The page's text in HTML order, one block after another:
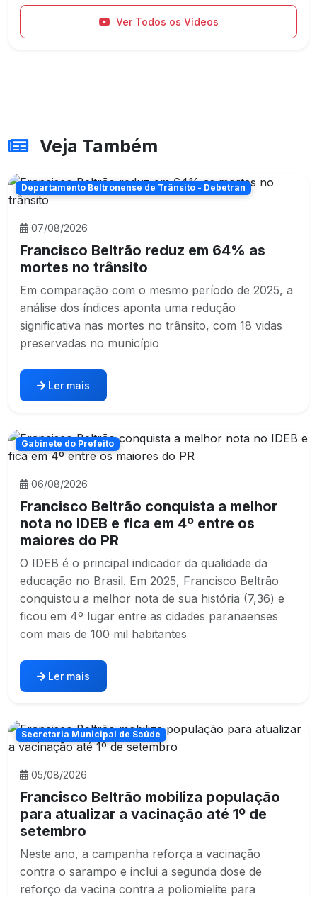
Ver Todos os Vídeos
Veja Também
Departamento Beltronense de Trânsito - Debetran
07/08/2026
Francisco Beltrão reduz em 64% as
mortes no trânsito
Em comparação com o mesmo período de 2025, a
análise dos índices aponta uma redução
significativa nas mortes no trânsito, com 18 vidas
preservadas no município
Ler mais
Gabinete do Prefeito
06/08/2026
Francisco Beltrão conquista a melhor
nota no IDEB e fica em 4º entre os
maiores do PR
O IDEB é o principal indicador da qualidade da
educação no Brasil. Em 2025, Francisco Beltrão
conquistou a melhor nota de sua história (7,36) e
ficou em 4º lugar entre as cidades paranaenses
com mais de 100 mil habitantes
Ler mais
Secretaria Municipal de Saúde
05/08/2026
Francisco Beltrão mobiliza população
para atualizar a vacinação até 1º de
setembro
Neste ano, a campanha reforça a vacinação
contra o sarampo e inclui a segunda dose de
reforço da vacina contra a poliomielite para